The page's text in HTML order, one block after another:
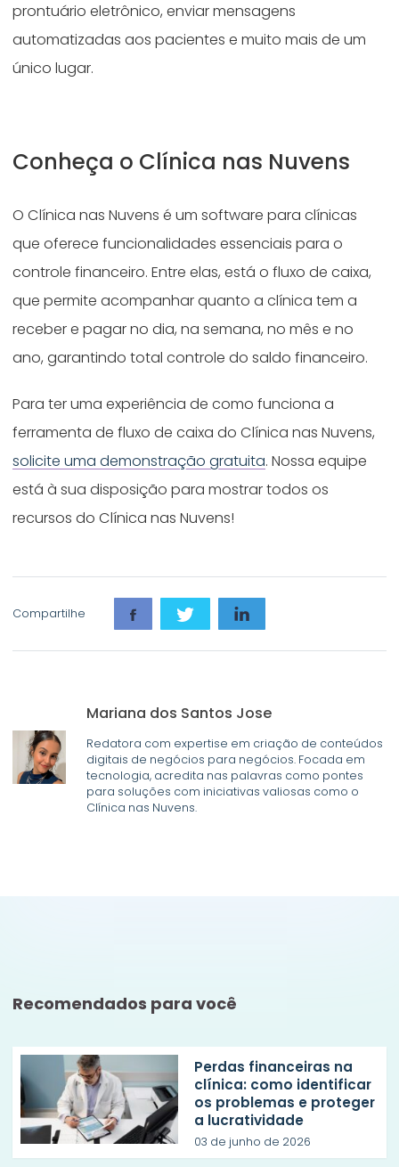
prontuário eletrônico, enviar mensagens
automatizadas aos pacientes e muito mais de um
único lugar.
Conheça o Clínica nas Nuvens
O Clínica nas Nuvens é um software para clínicas
que oferece funcionalidades essenciais para o
controle financeiro. Entre elas, está o fluxo de caixa,
que permite acompanhar quanto a clínica tem a
receber e pagar no dia, na semana, no mês e no
ano, garantindo total controle do saldo financeiro.
Para ter uma experiência de como funciona a
ferramenta de fluxo de caixa do Clínica nas Nuvens,
solicite uma demonstração gratuita. Nossa equipe
está à sua disposição para mostrar todos os
recursos do Clínica nas Nuvens!
Compartilhe
Mariana dos Santos Jose
Redatora com expertise em criação de conteúdos
digitais de negócios para negócios. Focada em
tecnologia, acredita nas palavras como pontes
para soluções com iniciativas valiosas como o
Clínica nas Nuvens.
Recomendados para você
Perdas financeiras na
clínica: como identificar
os problemas e proteger
a lucratividade
03 de junho de 2026